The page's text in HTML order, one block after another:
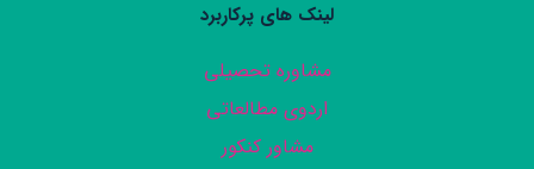
لینک های پرکاربرد
مشاوره تحصیلی
اردوی مطالعاتی
مشاور کنکور